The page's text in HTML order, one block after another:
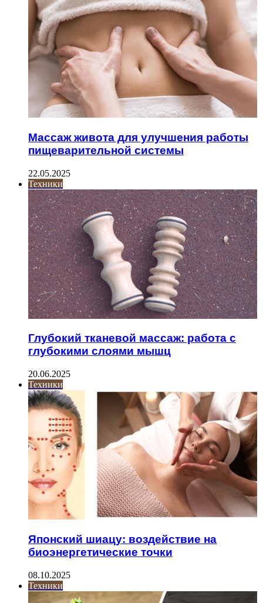
Массаж живота для улучшения работы
пищеварительной системы
22.05.2025
Техники
Глубокий тканевой массаж: работа с
глубокими слоями мышц
20.06.2025
Техники
Японский шиацу: воздействие на
биоэнергетические точки
08.10.2025
Техники